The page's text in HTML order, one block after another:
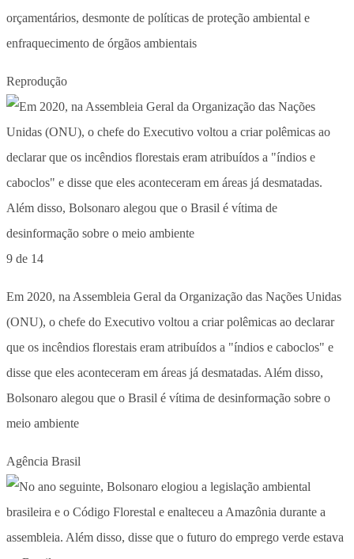
orçamentários, desmonte de políticas de proteção ambiental e
enfraquecimento de órgãos ambientais
Reprodução
9 de 14
Em 2020, na Assembleia Geral da Organização das Nações Unidas
(ONU), o chefe do Executivo voltou a criar polêmicas ao declarar
que os incêndios florestais eram atribuídos a "índios e caboclos" e
disse que eles aconteceram em áreas já desmatadas. Além disso,
Bolsonaro alegou que o Brasil é vítima de desinformação sobre o
meio ambiente
Agência Brasil